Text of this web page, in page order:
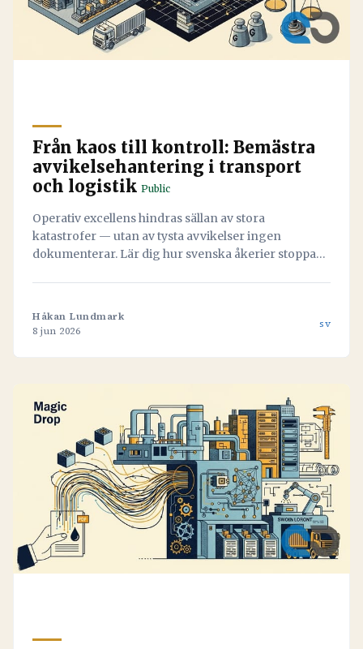
Från kaos till kontroll: Bemästra
avvikelsehantering i transport
och logistik Public
Operativ excellens hindras sällan av stora
katastrofer — utan av tysta avvikelser ingen
dokumenterar. Lär dig hur svenska åkerier stoppar
Håkan Lundmark
8 jun 2026
sv